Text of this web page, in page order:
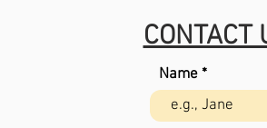
CONTACT
Name